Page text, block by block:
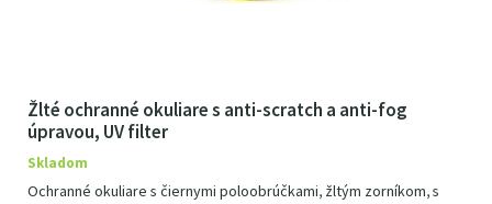
Žlté ochranné okuliare s anti-scratch a anti-fog
úpravou, UV filter
Ochranné okuliare s čiernymi poloobrúčkami, žltým zorníkom, s
Skladom